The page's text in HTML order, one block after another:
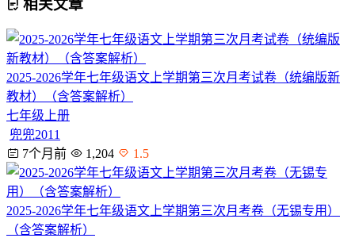
相关文章
2025-2026学年七年级语文上学期第三次月考试卷（统编版新
教材）（含答案解析）
七年级上册
兜兜2011
7个月前
1,204 1.5
2025-2026学年七年级语文上学期第三次月考卷（无锡专用）
（含答案解析）